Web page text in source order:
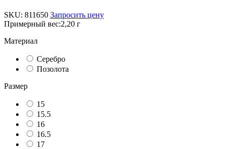
SKU: 811650 Запросить цену
Примерный вес:2,20 г
Материал
Серебро
Позолота
Размер
15
15.5
16
16.5
17